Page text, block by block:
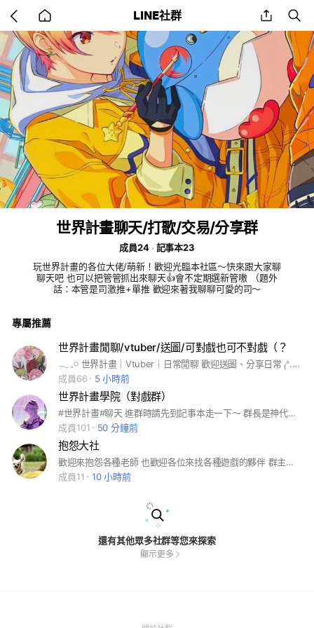
back
to
home
LINE社群 share
世界計畫聊天/打歌/交易/分享群
成員24
記事本23
玩世界計畫的各位大佬/萌新！歡迎光臨本社區～快來跟大家聊
聊天吧 也可以把管管抓出來聊天👍會不定期選新管嗷 （題外
話：本管是司激推+單推 歡迎來著我聊聊可愛的司～
專屬推薦
世界計畫閒聊/vtuber/送圖/可對戲也可不對戲（？
𓂃 𓈒𓏸 世界計畫｜Vtuber｜日常閒聊 歡迎送圖、分享日常 ₍ᐢ..ᐢ₎♡ 可對戲，也可不對戲（？） 有新人禮 ✦ 慢回常駐，互動隨意就好！ 𓂃 𓈒𓏸
成員66
5 小時前
世界計畫學院（對戲群）
#世界計畫#聊天 進群時請先到記事本走一下～ 群長是神代類夢女 請自行回避
成員101
50 分鐘前
抱怨大社
歡迎來抱怨各種老師 也歡迎各位來找各種遊戲的夥伴 群主本人有遊玩的遊戲含： 世界計畫、崩鐵、原神、荒野亂鬥、傳說、三角洲、Minecraft （忘了可以打/群主玩什麼） 但請注意以下事項 🈲辱罵本群成員/嚴禁暴力/毒品/犯罪/歧視相關話題/ ✅負面情緒可以但請適可而止（沒有人應該接住你的所有負面情緒） ✅刷圖（建議少刷點不然會被系統封，我也救不了） ⚠️亂發廣告⚠️（會有專門發廣告的地方,應該用不到w） ⚠️請尊重管理員與遵守群規⚠️ ➡️因不當言行導致群內紛爭，嚴重者經共管討論後，會強退拉黑不得再進群！請注意自身言行 ⬆️違規者先警告2次 第3次會動用權限踢出（一天後才能再進） 第4次會動用權限踢出並拉黑 以上事項還請多加留意，保護一個聊天室友好的環境人人有責 管管目前只有こきん（群主）嘎厲菜（1634）幽、類類、_(:_」∠)_五位後續視情況增加
成員11
10 小時前
還有其他眾多社群等您來探索
顯示更多